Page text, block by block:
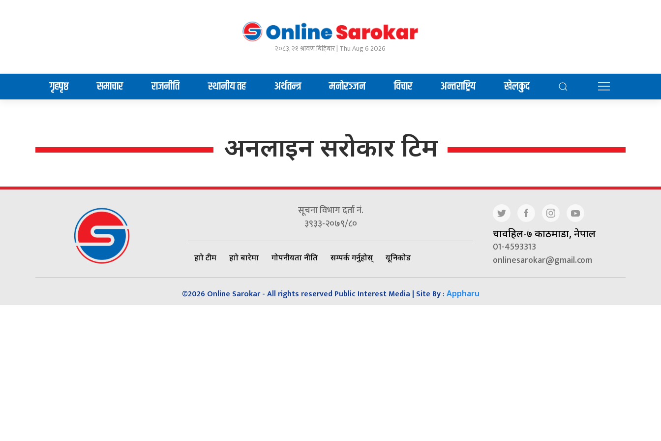
२०८३, २१ श्रावण बिहिबार | Thu Aug 6 2026
गृहपृष्ठ समाचार राजनीति स्थानीय तह अर्थतन्त्र मनोरञ्जन विचार अन्तराष्ट्रिय खेलकुद
अनलाइन सराेकार टिम
सूचना विभाग दर्ता नं.
३९३३-२०७९/८०
हाम्रो टीम हाम्रो बारेमा गोपनीयता नीति सम्पर्क गर्नुहोस् यूनिकोड
चावहिल-७ काठमाडौं, नेपाल
01-4593313
onlinesarokar@gmail.com
©2026 Online Sarokar - All rights reserved Public Interest Media | Site By : Appharu